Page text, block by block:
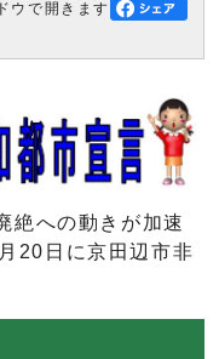
ウで開きます
絶への動きが加速
20日に京田辺市非